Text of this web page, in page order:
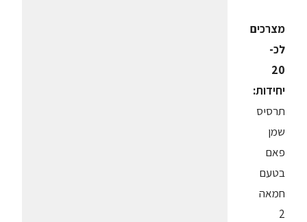
מצרכים
לכ-
20
יחידות:
תרסיס
שמן
פאם
בטעם
חמאה
2